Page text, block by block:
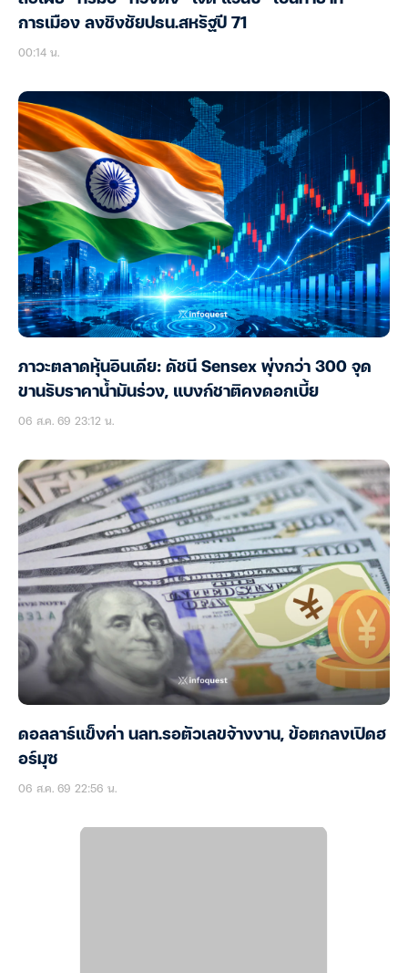
การเมือง ลงชิงชัยปธน.สหรัฐปี 71
00:14 น.
ภาวะตลาดหุ้นอินเดีย: ดัชนี Sensex พุ่งกว่า 300 จุด
ขานรับราคาน้ำมันร่วง, แบงก์ชาติคงดอกเบี้ย
06 ส.ค. 69 23:12 น.
ดอลลาร์แข็งค่า นลท.รอตัวเลขจ้างงาน, ข้อตกลงเปิดฮ
อร์มุซ
06 ส.ค. 69 22:56 น.